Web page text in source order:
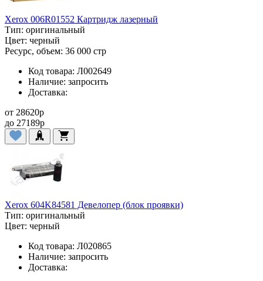
Xerox 006R01552 Картридж лазерный
Тип: оригинальный
Цвет: черный
Ресурс, объем: 36 000 стр
Код товара: Л002649
Наличие: запросить
Доставка:
от 28620p
до 27189p
Xerox 604K84581 Девелопер (блок проявки)
Тип: оригинальный
Цвет: черный
Код товара: Л020865
Наличие: запросить
Доставка: